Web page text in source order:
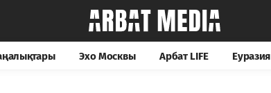
Эхо Москвы Арбат LIFE Еуразия